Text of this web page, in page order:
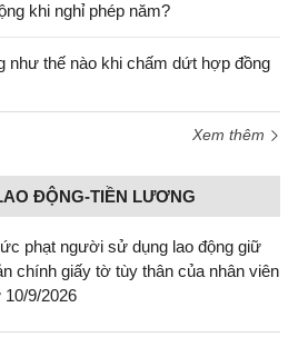
khi nghỉ phép năm?
như thế nào khi chấm dứt hợp đồng
Xem thêm
ĐỘNG-TIỀN LƯƠNG
phạt người sử dụng lao động giữ
chính giấy tờ tùy thân của nhân viên
10/9/2026